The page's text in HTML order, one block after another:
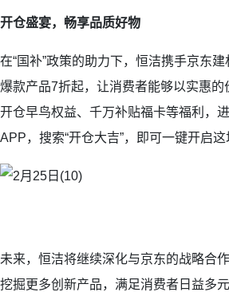
开仓盛宴，畅享品质好物
在“国补”政策的助力下，恒洁携手京东
爆款产品7折起，让消费者能够以实惠
开仓早鸟权益、千万补贴福卡等福利，
APP，搜索“开仓大吉”，即可一键开启
未来，恒洁将继续深化与京东的战略合
挖掘更多创新产品，满足消费者日益多